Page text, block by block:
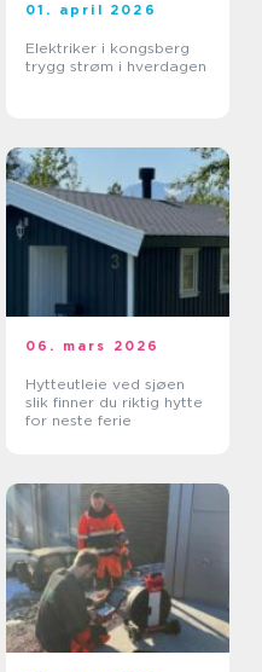
01. april 2026
Elektriker i kongsberg
trygg strøm i hverdagen
06. mars 2026
Hytteutleie ved sjøen
slik finner du riktig hytte
for neste ferie